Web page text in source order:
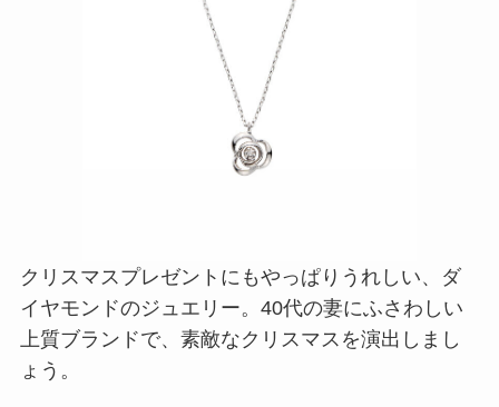
クリスマスプレゼントにもやっぱりうれしい、ダ
イヤモンドのジュエリー。40代の妻にふさわしい
上質ブランドで、素敵なクリスマスを演出しまし
ょう。